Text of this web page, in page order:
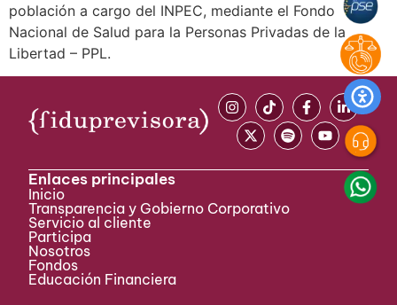
población a cargo del INPEC, mediante el Fondo
Nacional de Salud para la Personas Privadas de la
Libertad – PPL.
Enlaces principales
Inicio
Transparencia y Gobierno Corporativo
Servicio al cliente
Participa ​
Nosotros
Fondos
Educación Financiera